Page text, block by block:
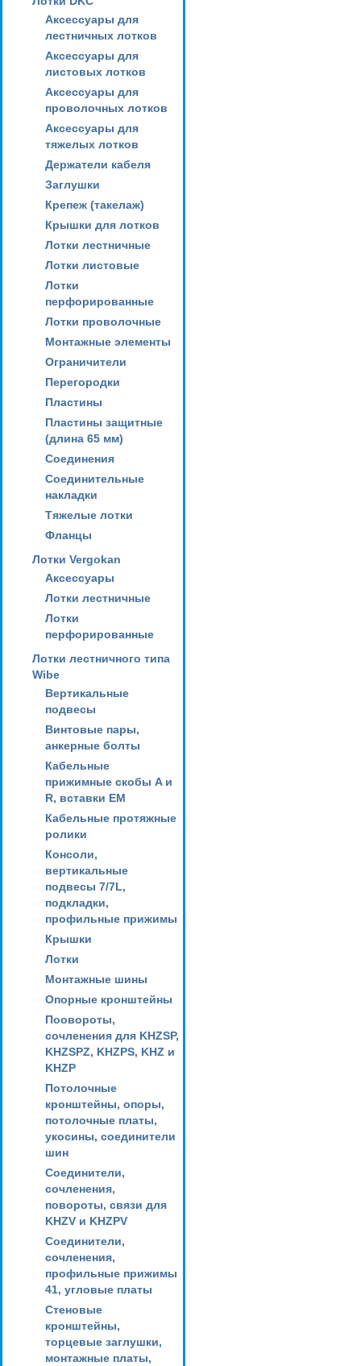
Аксессуары для
лестничных лотков
Аксессуары для
листовых лотков
Аксессуары для
проволочных лотков
Аксессуары для
тяжелых лотков
Держатели кабеля
Заглушки
Крепеж (такелаж)
Крышки для лотков
Лотки лестничные
Лотки листовые
Лотки
перфорированные
Лотки проволочные
Монтажные элементы
Ограничители
Перегородки
Пластины
Пластины защитные
(длина 65 мм)
Соединения
Соединительные
накладки
Тяжелые лотки
Фланцы
Лотки Vergokan
Аксессуары
Лотки лестничные
Лотки
перфорированные
Лотки лестничного типа
Wibe
Вертикальные
подвесы
Винтовые пары,
анкерные болты
Кабельные
прижимные скобы A и
R, вставки EM
Кабельные протяжные
ролики
Консоли,
вертикальные
подвесы 7/7L,
подкладки,
профильные прижимы
Крышки
Лотки
Монтажные шины
Опорные кронштейны
Поовороты,
сочленения для KHZSP,
KHZSPZ, KHZPS, KHZ и
KHZP
Потолочные
кронштейны, опоры,
потолочные платы,
укосины, соединители
шин
Соединители,
сочленения,
повороты, связи для
KHZV и KHZPV
Соединители,
сочленения,
профильные прижимы
41, угловые платы
Стеновые
кронштейны,
торцевые заглушки,
монтажные платы,